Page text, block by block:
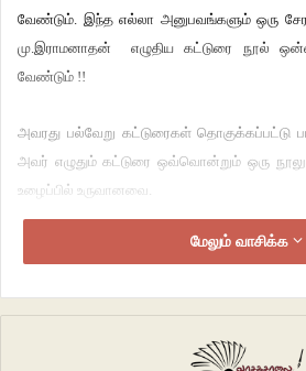
வேண்டும். இந்த எல்லா அனுபவங்களும் ஒரு
மு.இராமனாதன் எழுதிய கட்டுரை நூல்
வேண்டும் !!
அவரது பல்வேறு கட்டுரைகள் தொகுக்கப்பட்டு
அவர் எழுதும் கட்டுரை ஒவ்வொன்றும் ஒரு
உழைப்பில் உருவானவை.
தினமும் நம் கண்ணில் படும் சில
இராமனாதன் அப்படிப்பட்ட விஷயங்களைக்
மேலும் வாசிக்க